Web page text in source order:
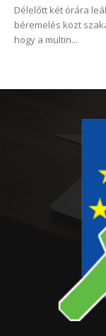
Délelőtt két órára
béremelés közt
hogy a multin...